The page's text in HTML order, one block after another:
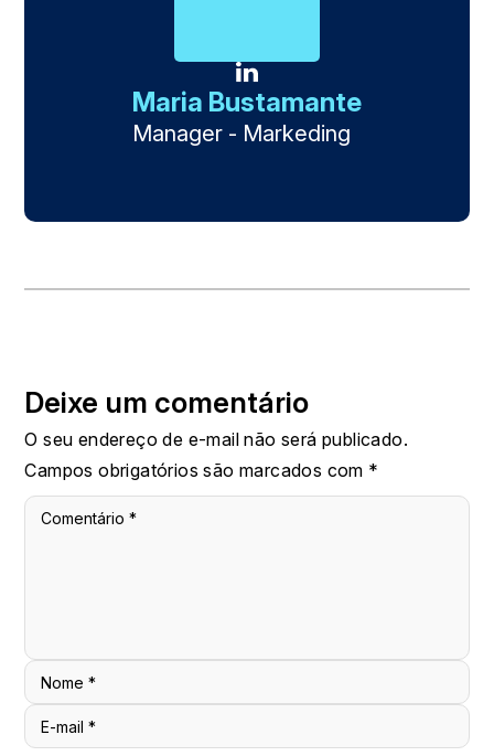
Maria Bustamante
Manager - Markeding
Deixe um comentário
O seu endereço de e-mail não será publicado.
Campos obrigatórios são marcados com *
Comentário*
Nome*
E-mail*